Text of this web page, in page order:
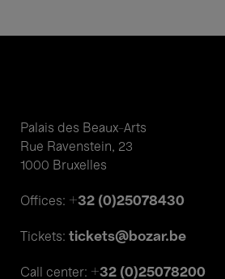
Palais des Beaux-Arts
Rue Ravenstein, 23
1000 Bruxelles
Offices: +32 (0)25078430
Tickets: tickets@bozar.be
Call center: +32 (0)25078200